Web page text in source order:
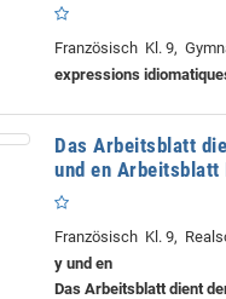
Französisch Kl. 9,
expressions
Das Arbeitsblatt
und en
Französisch Kl. 9,
y und en
Das Arbeitsblatt dient